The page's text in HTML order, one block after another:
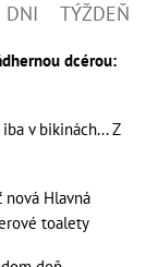
DNI TÝŽDEŇ
dcérou:
v bikinách... Z
nová Hlavná
toalety